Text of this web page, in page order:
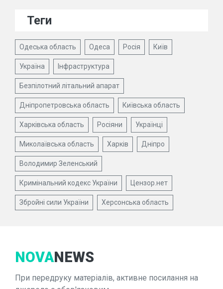
Теги
Одеська область Одеса Росія Київ
Україна Інфраструктура
Безпілотний літальний апарат
Дніпропетровська область Київська область
Харківська область Росіяни Українці
Миколаївська область Харків Дніпро
Володимир Зеленський
Кримінальний кодекс України Цензор.нет
Збройні сили України Херсонська область
NOVANEWS
При передруку матеріалів, активне посилання на